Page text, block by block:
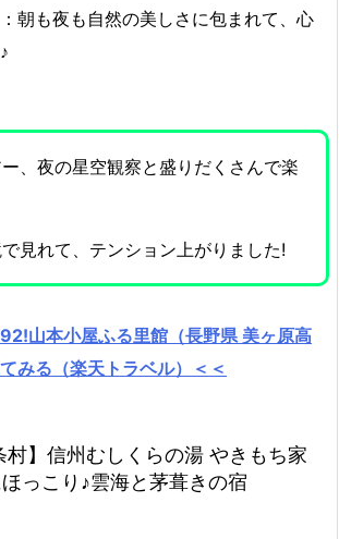
：朝も夜も自然の美しさに包まれて、心
ー、夜の星空観察と盛りだくさんで楽
で見れて、テンション上がりました!
山本小屋ふる里館（長野県 美ヶ原高
みる（楽天トラベル）＜＜
村】信州むしくらの湯 やきもち家
ほっこり♪雲海と茅葺きの宿